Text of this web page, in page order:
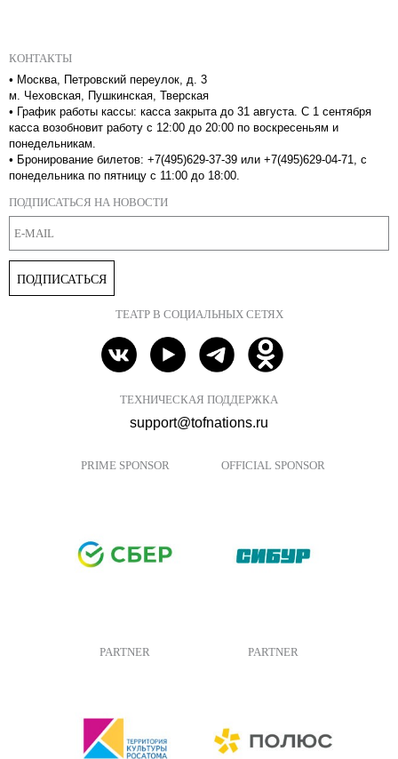
КОНТАКТЫ
• Москва, Петровский переулок, д. 3
м. Чеховская, Пушкинская, Тверская
• График работы кассы: касса закрыта до 31 августа. С 1 сентября
касса возобновит работу с 12:00 до 20:00 по воскресеньям и
понедельникам.
• Бронирование билетов: +7(495)629-37-39 или +7(495)629-04-71, с
понедельника по пятницу с 11:00 до 18:00.
ПОДПИСАТЬСЯ НА НОВОСТИ
ПОДПИСАТЬСЯ
ТЕАТР В СОЦИАЛЬНЫХ СЕТЯХ
ТЕХНИЧЕСКАЯ ПОДДЕРЖКА
support@tofnations.ru
PRIME SPONSOR OFFICIAL SPONSOR
PARTNER PARTNER